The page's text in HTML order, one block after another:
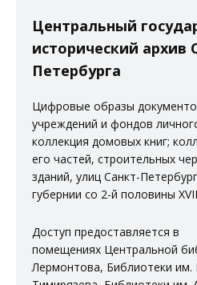
Центральный
исторический архив
Петербурга
Цифровые образы
учреждений и фондов
коллекция домовых книг;
его частей, строительных
зданий, улиц Санкт-
губернии со 2-й половины
Доступ предоставляется в
помещениях Центральной
Лермонтова, Библиотеки им.